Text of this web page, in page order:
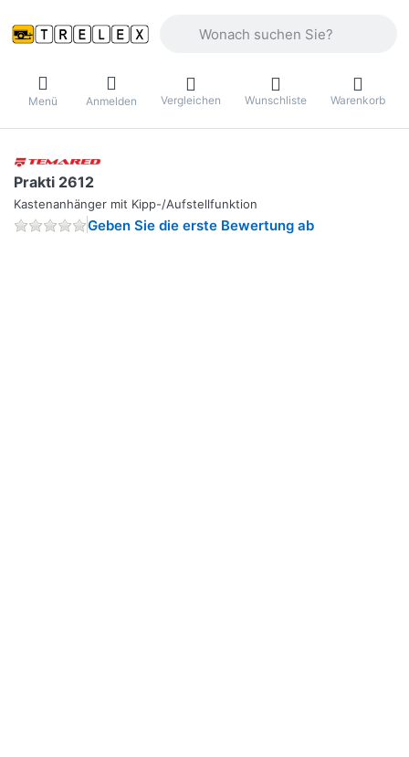
Menü Anmelden Vergleichen Wunschliste Warenkorb
Prakti 2612
Kastenanhänger mit Kipp-/Aufstellfunktion
Geben Sie die erste Bewertung ab